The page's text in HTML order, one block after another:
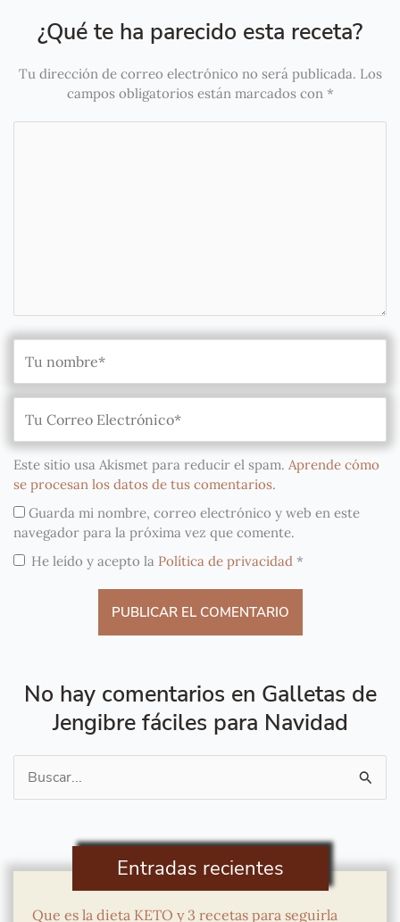
¿Qué te ha parecido esta receta?
Tu dirección de correo electrónico no será publicada. Los
campos obligatorios están marcados con *
Este sitio usa Akismet para reducir el spam. Aprende cómo
se procesan los datos de tus comentarios.
Guarda mi nombre, correo electrónico y web en este
navegador para la próxima vez que comente.
He leído y acepto la Política de privacidad *
No hay comentarios en Galletas de
Jengibre fáciles para Navidad
Buscar
por:
Entradas recientes
Que es la dieta KETO y 3 recetas para seguirla